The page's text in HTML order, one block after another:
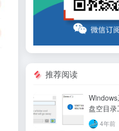
推荐阅读
盘空目录
4年前